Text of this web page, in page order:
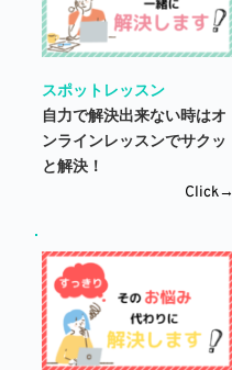
スポットレッスン
自力で解決出来ない時はオ
ンラインレッスンでサクッ
と解決！
Click→